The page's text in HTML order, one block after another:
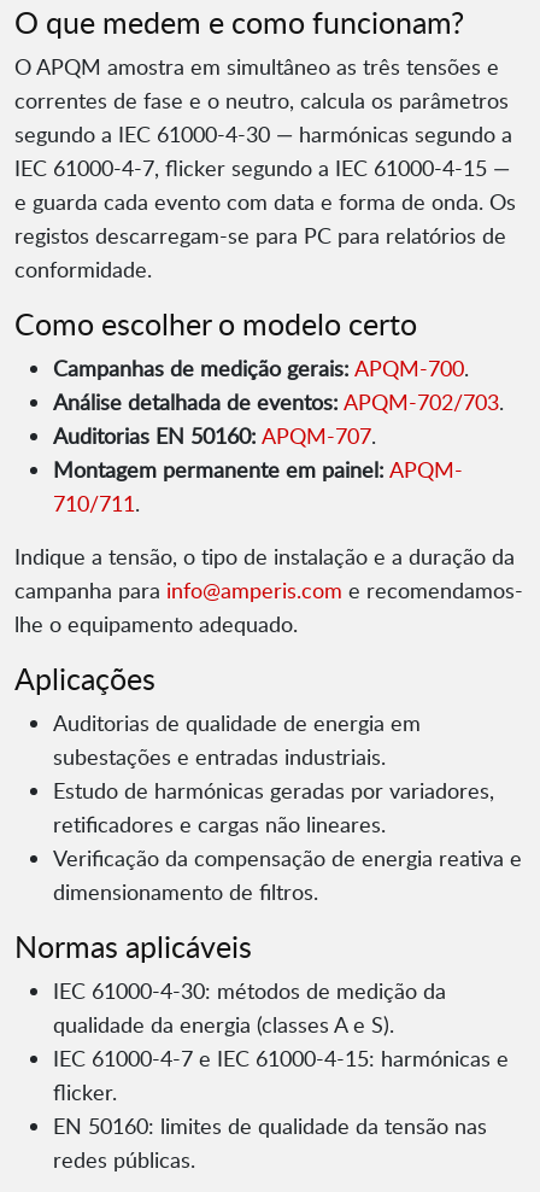
O que medem e como funcionam?
O APQM amostra em simultâneo as três tensões e
correntes de fase e o neutro, calcula os parâmetros
segundo a IEC 61000-4-30 — harmónicas segundo a
IEC 61000-4-7, flicker segundo a IEC 61000-4-15 —
e guarda cada evento com data e forma de onda. Os
registos descarregam-se para PC para relatórios de
conformidade.
Como escolher o modelo certo
Campanhas de medição gerais: APQM-700.
Análise detalhada de eventos: APQM-702/703.
Auditorias EN 50160: APQM-707.
Montagem permanente em painel: APQM-
710/711.
Indique a tensão, o tipo de instalação e a duração da
campanha para info@amperis.com e recomendamos-
lhe o equipamento adequado.
Aplicações
Auditorias de qualidade de energia em
subestações e entradas industriais.
Estudo de harmónicas geradas por variadores,
retificadores e cargas não lineares.
Verificação da compensação de energia reativa e
dimensionamento de filtros.
Normas aplicáveis
IEC 61000-4-30: métodos de medição da
qualidade da energia (classes A e S).
IEC 61000-4-7 e IEC 61000-4-15: harmónicas e
flicker.
EN 50160: limites de qualidade da tensão nas
redes públicas.